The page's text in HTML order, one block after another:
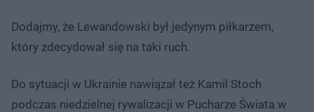
Dodajmy, że Lewandowski był jedynym piłkarzem,
który zdecydował się na taki ruch.
Do sytuacji w Ukrainie nawiązał też Kamil Stoch
podczas niedzielnej rywalizacji w Pucharze Świata w